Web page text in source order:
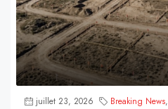
juillet 23, 2026 Breaking News,